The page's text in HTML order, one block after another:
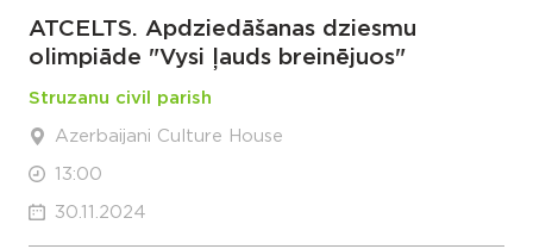
ATCELTS. Apdziedāšanas dziesmu
olimpiāde "Vysi ļauds breinējuos"
Struzanu civil parish
Azerbaijani Culture House
13:00
30.11.2024